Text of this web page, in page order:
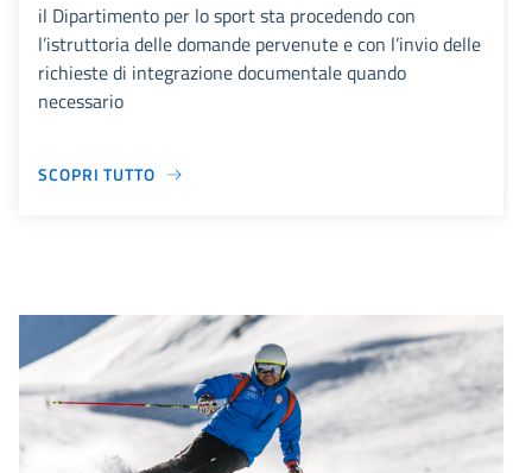
il Dipartimento per lo sport sta procedendo con
l’istruttoria delle domande pervenute e con l’invio delle
richieste di integrazione documentale quando
necessario
SCOPRI TUTTO